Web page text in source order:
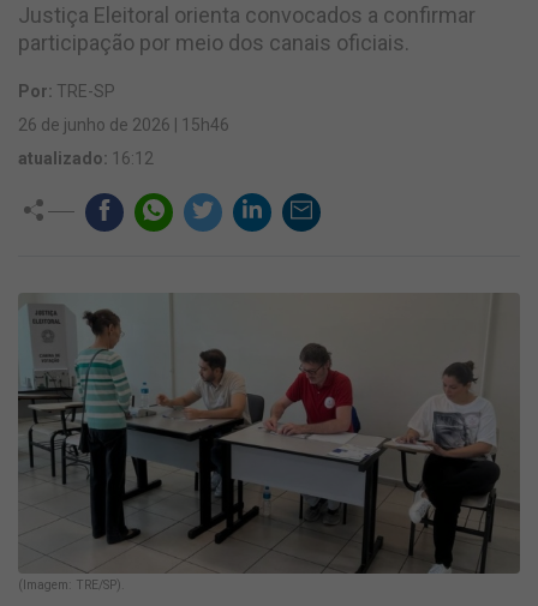
Justiça Eleitoral orienta convocados a confirmar
participação por meio dos canais oficiais.
Por: TRE-SP
26 de junho de 2026 | 15h46
atualizado: 16:12
(Imagem: TRE/SP).